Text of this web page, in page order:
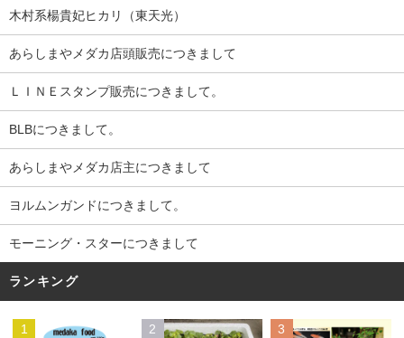
木村系楊貴妃ヒカリ（東天光）
あらしまやメダカ店頭販売につきまして
ＬＩＮＥスタンプ販売につきまして。
BLBにつきまして。
あらしまやメダカ店主につきまして
ヨルムンガンドにつきまして。
モーニング・スターにつきまして
ランキング
1 2 3